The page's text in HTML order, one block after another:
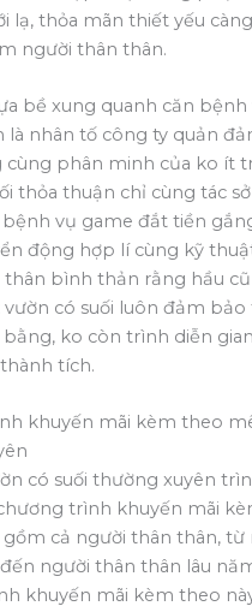
lạ, thỏa mãn thiết yếu
người thân thân.
bề xung quanh căn
là nhân tố công ty quản
cùng phân minh của ko ít
thỏa thuận chỉ cùng tác
vụ game đắt tiền
động hợp lí cùng kỹ
thân bình thản rằng hầu
có suối luôn đảm
ko còn trình diễn
tích.
khuyến mãi kèm theo
có suối thường xuyên
trình khuyến mãi
cả người thân thân, từ
người thân thân lâu
khuyến mãi kèm theo